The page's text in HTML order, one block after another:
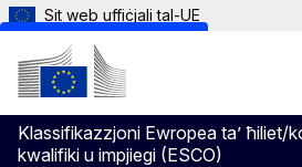
Skip to main content
Sit web uffiċjali tal-UE
Klassifikazzjoni Ewropea ta’ ħiliet/
kwalifiki u impjiegi (ESCO)